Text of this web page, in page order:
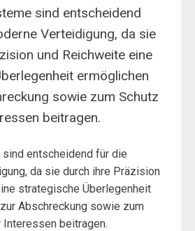
sind entscheidend
Verteidigung, da sie
und Reichweite eine
ermöglichen
sowie zum Schutz
beitragen.
entscheidend für die
da sie durch ihre Präzision
strategische Überlegenheit
Abschreckung sowie zum
Interessen beitragen.